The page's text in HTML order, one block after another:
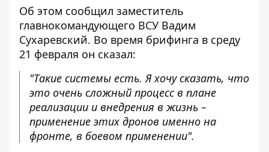
Об этом сообщил заместитель
главнокомандующего ВСУ Вадим
Сухаревский. Во время брифинга в среду
21 февраля он сказал:
"Такие системы есть. Я хочу сказать, что
это очень сложный процесс в плане
реализации и внедрения в жизнь –
применение этих дронов именно на
фронте, в боевом применении".